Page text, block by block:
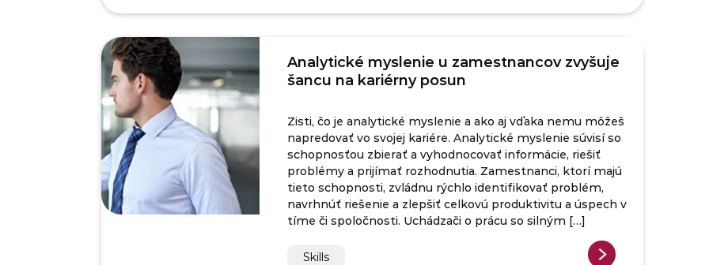
Analytické myslenie u zamestnancov zvyšuje
šancu na kariérny posun
Zisti, čo je analytické myslenie a ako aj vďaka nemu môžeš
napredovať vo svojej kariére. Analytické myslenie súvisí so
schopnosťou zbierať a vyhodnocovať informácie, riešiť
problémy a prijímať rozhodnutia. Zamestnanci, ktorí majú
tieto schopnosti, zvládnu rýchlo identifikovať problém,
navrhnúť riešenie a zlepšiť celkovú produktivitu a úspech v
tíme či spoločnosti. Uchádzači o prácu so silným […]
Skills